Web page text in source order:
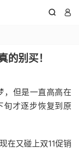
 
别买！
，但是一直高高在
旬才逐步恢复到原
在又碰上双11促销